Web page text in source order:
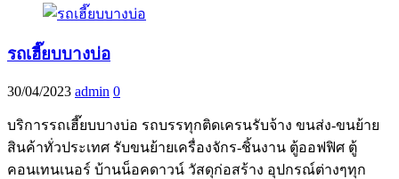
รถเฮี๊ยบบางบ่อ
30/04/2023 admin 0
บริการรถเฮี๊ยบบางบ่อ รถบรรทุกติดเครนรับจ้าง ขนส่ง-ขนย้าย
สินค้าทั่วประเทศ รับขนย้ายเครื่องจักร-ชิ้นงาน ตู้ออฟฟิศ ตู้
คอนเทนเนอร์ บ้านน็อคดาวน์ วัสดุก่อสร้าง อุปกรณ์ต่างๆทุก